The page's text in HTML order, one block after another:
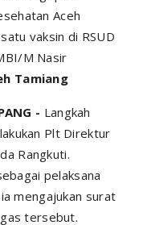
Aceh
vaksin di RSUD
M Nasir
Tamiang
- Langkah
Plt Direktur
Rangkuti.
pelaksana
mengajukan surat
tersebut.